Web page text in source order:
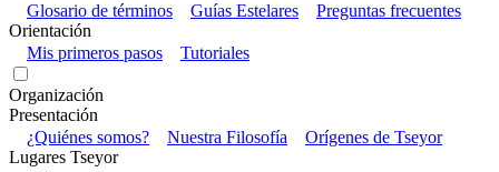
Glosario de términos
Guías Estelares
Preguntas frecuentes
Orientación
Mis primeros pasos
Tutoriales
Organización
Presentación
¿Quiénes somos?
Nuestra Filosofía
Orígenes de Tseyor
Lugares Tseyor